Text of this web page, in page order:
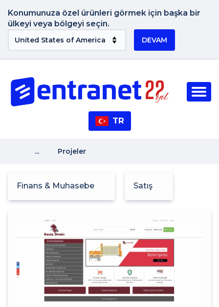
Konumunuza özel ürünleri görmek için başka bir
ülkeyi veya bölgeyi seçin.
DEVAM
TR
... Projeler
Finans & Muhasebe Satış